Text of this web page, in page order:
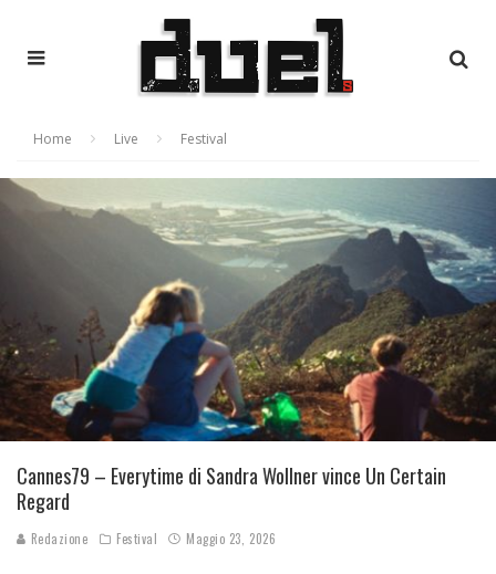
Home Live Festival
Cannes79 – Everytime di Sandra Wollner vince Un Certain
Regard
Redazione Festival Maggio 23, 2026